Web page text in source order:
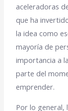
aceleradoras
que ha
la idea como
mayoría de
importancia a
parte del
emprender.
Por lo general,